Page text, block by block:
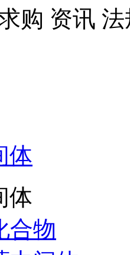
购 资讯 法
体
体
合物